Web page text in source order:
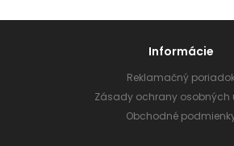
Informácie
Reklamačný
Zásady ochrany osobných
Obchodné